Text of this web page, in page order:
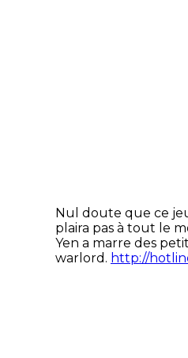
Nul doute que ce
plaira pas à tout le
Yen a marre des
warlord. http://